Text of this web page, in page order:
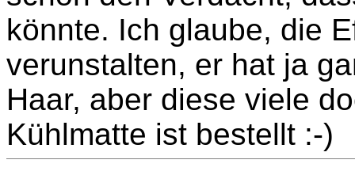
könnte. Ich glaube, die
verunstalten, er hat ja
Haar, aber diese viele
Kühlmatte ist bestellt :-)